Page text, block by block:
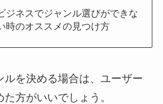
ジネスでジャンル選びができな
時のオススメの見つけ方
ルを決める場合は、ユーザー
方がいいでしょう。